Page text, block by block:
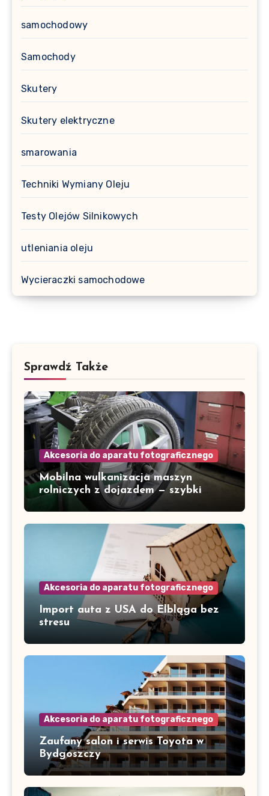
samochodowy
Samochody
Skutery
Skutery elektryczne
smarowania
Techniki Wymiany Oleju
Testy Olejów Silnikowych
utleniania oleju
Wycieraczki samochodowe
Sprawdź Także
Akcesoria do aparatu fotograficznego
Mobilna wulkanizacja maszyn
rolniczych z dojazdem — szybki
serwis w Gorzowie i okolicach
Akcesoria do aparatu fotograficznego
Import auta z USA do Elbląga bez
stresu
Akcesoria do aparatu fotograficznego
Zaufany salon i serwis Toyota w
Bydgoszczy